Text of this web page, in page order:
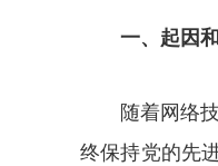
一、起因
随着网络
终保持党的先